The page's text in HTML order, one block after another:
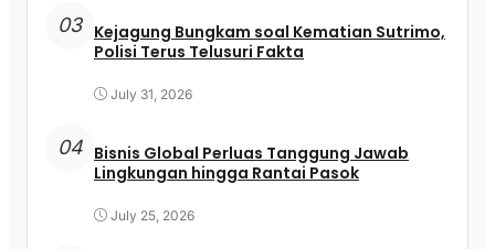
03 Kejagung Bungkam soal Kematian Sutrimo,
Polisi Terus Telusuri Fakta
July 31, 2026
04 Bisnis Global Perluas Tanggung Jawab
Lingkungan hingga Rantai Pasok
July 25, 2026